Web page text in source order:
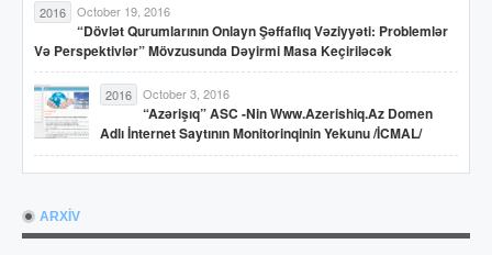
2016 October 19, 2016
“Dövlət Qurumlarının Onlayn Şəffaflıq Vəziyyəti: Problemlər
Və Perspektivlər” Mövzusunda Dəyirmi Masa Keçiriləcək
2016 October 3, 2016
“Azərişıq” ASC -nin Www.azerishiq.az Domen
Adlı İnternet Saytının Monitorinqinin Yekunu /İCMAL/
ARXİV